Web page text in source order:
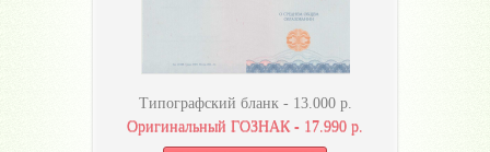
Типографский бланк - 13.000р.
Оригинальный ГОЗНАК - 17.990 р.